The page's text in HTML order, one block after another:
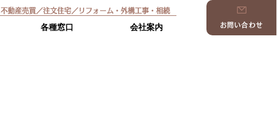
各種窓口 会社案内
不動産売買／注文住宅／リフォーム・外構工事・相続
お問い合わせ